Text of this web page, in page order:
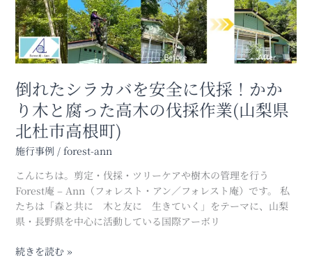
小
淵
沢)
倒れたシラカバを安全に伐採！かか
り木と腐った高木の伐採作業(山梨県
北杜市高根町)
施行事例 / forest-ann
こんにちは。剪定・伐採・ツリーケアや樹木の管理を行う
Forest庵 – Ann（フォレスト・アン／フォレスト庵）です。 私
たちは「森と共に 木と友に 生きていく」をテーマに、山梨
県・長野県を中心に活動している国際アーボリ
バ
を
安
全
に
伐
採！
か
か
り
木
と
腐
っ
た
木
続きを読む »